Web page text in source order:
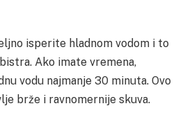
isperite hladnom vodom i to
Ako imate vremena,
vodu najmanje 30 minuta. Ovo
brže i ravnomernije skuva.